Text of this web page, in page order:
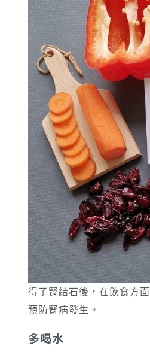
得了腎結石後，在飲食方
預防腎病發生。
多喝水